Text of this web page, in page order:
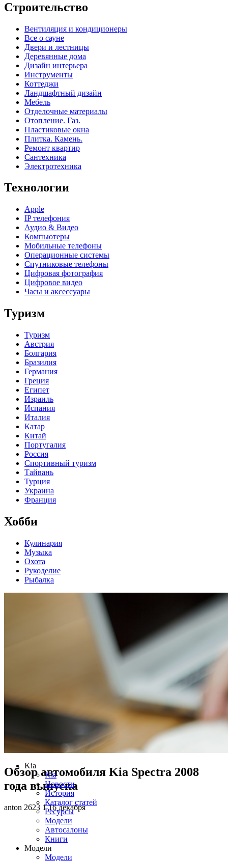
Строительство
Вентиляция и кондиционеры
Все о сауне
Двери и лестницы
Деревянные дома
Дизайн интерьера
Инструменты
Коттеджи
Ландшафтный дизайн
Мебель
Отделочные материалы
Отопление. Газ.
Пластиковые окна
Плитка. Камень.
Ремонт квартир
Сантехника
Электротехника
Технологии
Apple
IP телефония
Аудио & Видео
Компьютеры
Мобильные телефоны
Операционные системы
Спутниковые телефоны
Цифровая фотография
Цифровое видео
Часы и аксессуары
Туризм
Туризм
Австрия
Болгария
Бразилия
Германия
Греция
Египет
Израиль
Испания
Италия
Катар
Китай
Португалия
Россия
Спортивный туризм
Тайвань
Турция
Украина
Франция
Хобби
Кулинария
Музыка
Охота
Рукоделие
Рыбалка
Обзор автомобиля Kia Spectra 2008
года выпуска
anton 2623 1 16 декабря
Kia
Kia
Новости
История
Каталог статей
Ресурсы
Модели
Автосалоны
Книги
Модели
Модели